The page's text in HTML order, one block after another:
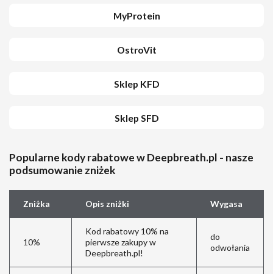
MyProtein
OstroVit
Sklep KFD
Sklep SFD
Popularne kody rabatowe w Deepbreath.pl - nasze
podsumowanie zniżek
Zniżka Opis zniżki Wygasa
10%
Kod rabatowy 10% na
pierwsze zakupy w
Deepbreath.pl!
do
odwołania